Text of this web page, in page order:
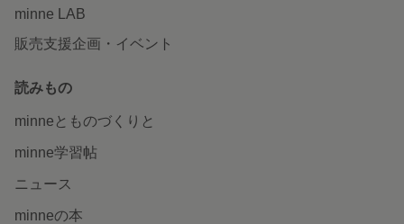
minne LAB
販売支援企画・イベント
読みもの
minneとものづくりと
minne学習帖
ニュース
minneの本